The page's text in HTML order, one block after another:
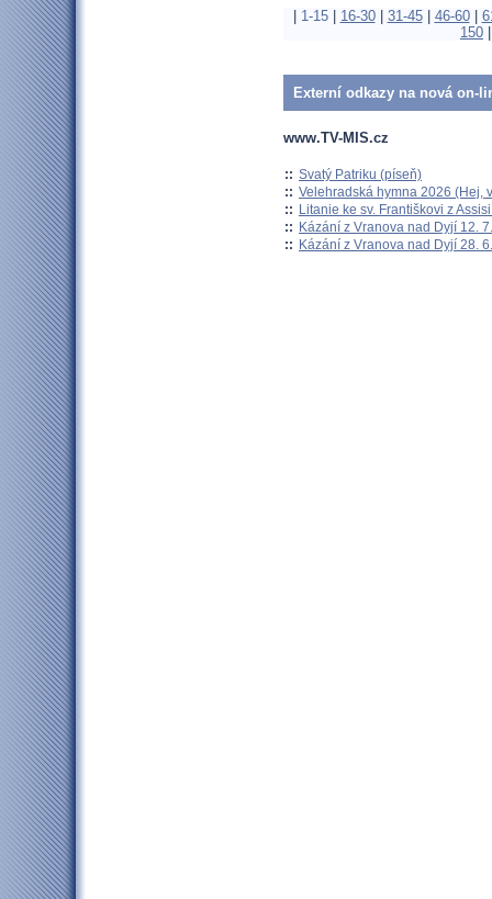
1-15| 16-30| 31-45| 46-60|
150
Externí odkazy na nová on-
www.TV-MIS.cz
:: Svatý Patriku (píseň)
:: Velehradská hymna 2026 (Hej,
:: Litanie ke sv. Františkovi z
:: Kázání z Vranova nad Dyjí 12.
:: Kázání z Vranova nad Dyjí 28.